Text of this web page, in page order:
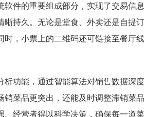
软件的重要组成部分，实现了交易信
晰持久。无论是堂食、外卖还是自提
时，小票上的二维码还可链接至餐厅
析功能，通过智能算法对销售数据深
销菜品更突出，还能及时调整滞销菜
。经营者得以科学决策，确保每一道